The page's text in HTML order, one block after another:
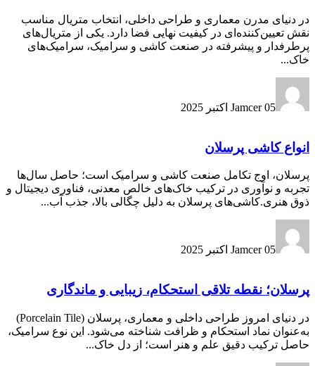
در دنیای مدرن معماری و طراحی داخلی، انتخاب متریال مناسب
نقش تعیین‌کننده‌ای در کیفیت نهایی فضا دارد. یکی از متریال‌های
پرطرفدار و پیشرفته در صنعت کاشی و سرامیک، سرامیک‌های
خاک...
Jamcer 05 اکتبر 2025
انواع کاشی پرسلان
پرسلان، اوج تکامل صنعت کاشی و سرامیک است؛ حاصل سال‌ها
تجربه و نوآوری در ترکیب خاک‌های خالص معدنی، فناوری دیجیتال و
ذوق هنری.کاشی‌های پرسلان به دلیل چگالی بالا، جذب آب...
Jamcer 05 اکتبر 2025
پرسلان؛ نقطه تلاقی استحکام، زیبایی و ماندگاری
در دنیای امروز طراحی داخلی و معماری، پرسلان (Porcelain Tile)
به‌عنوان نماد استحکام و ظرافت شناخته می‌شود. این نوع سرامیک،
حاصل ترکیب دقیق علم و هنر است؛ از دل خاک...